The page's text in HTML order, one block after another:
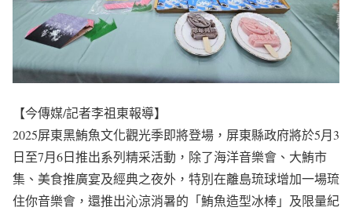
【今傳媒/記者李祖東報導】
2025屏東黑鮪魚文化觀光季即將登場，屏東縣政府將於5月3
日至7月6日推出系列精采活動，除了海洋音樂會、大鮪市
集、美食推廣宴及經典之夜外，特別在離島琉球增加一場琉
住你音樂會，還推出沁涼消暑的「鮪魚造型冰棒」及限量紀